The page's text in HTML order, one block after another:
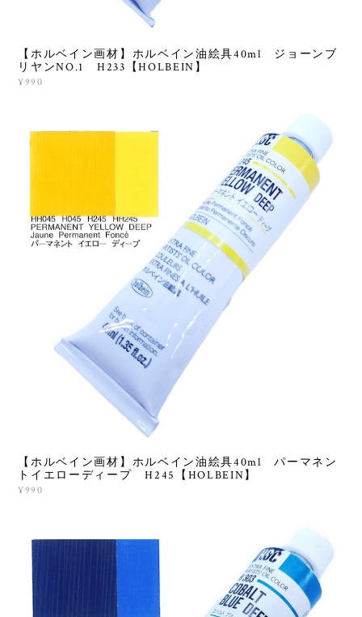
【ホルベイン画材】ホルベイン油絵具40ml ジョーンブ
リヤンNO.1 H233【HOLBEIN】
¥990
【ホルベイン画材】ホルベイン油絵具40ml パーマネン
トイエローディープ H245【HOLBEIN】
¥990